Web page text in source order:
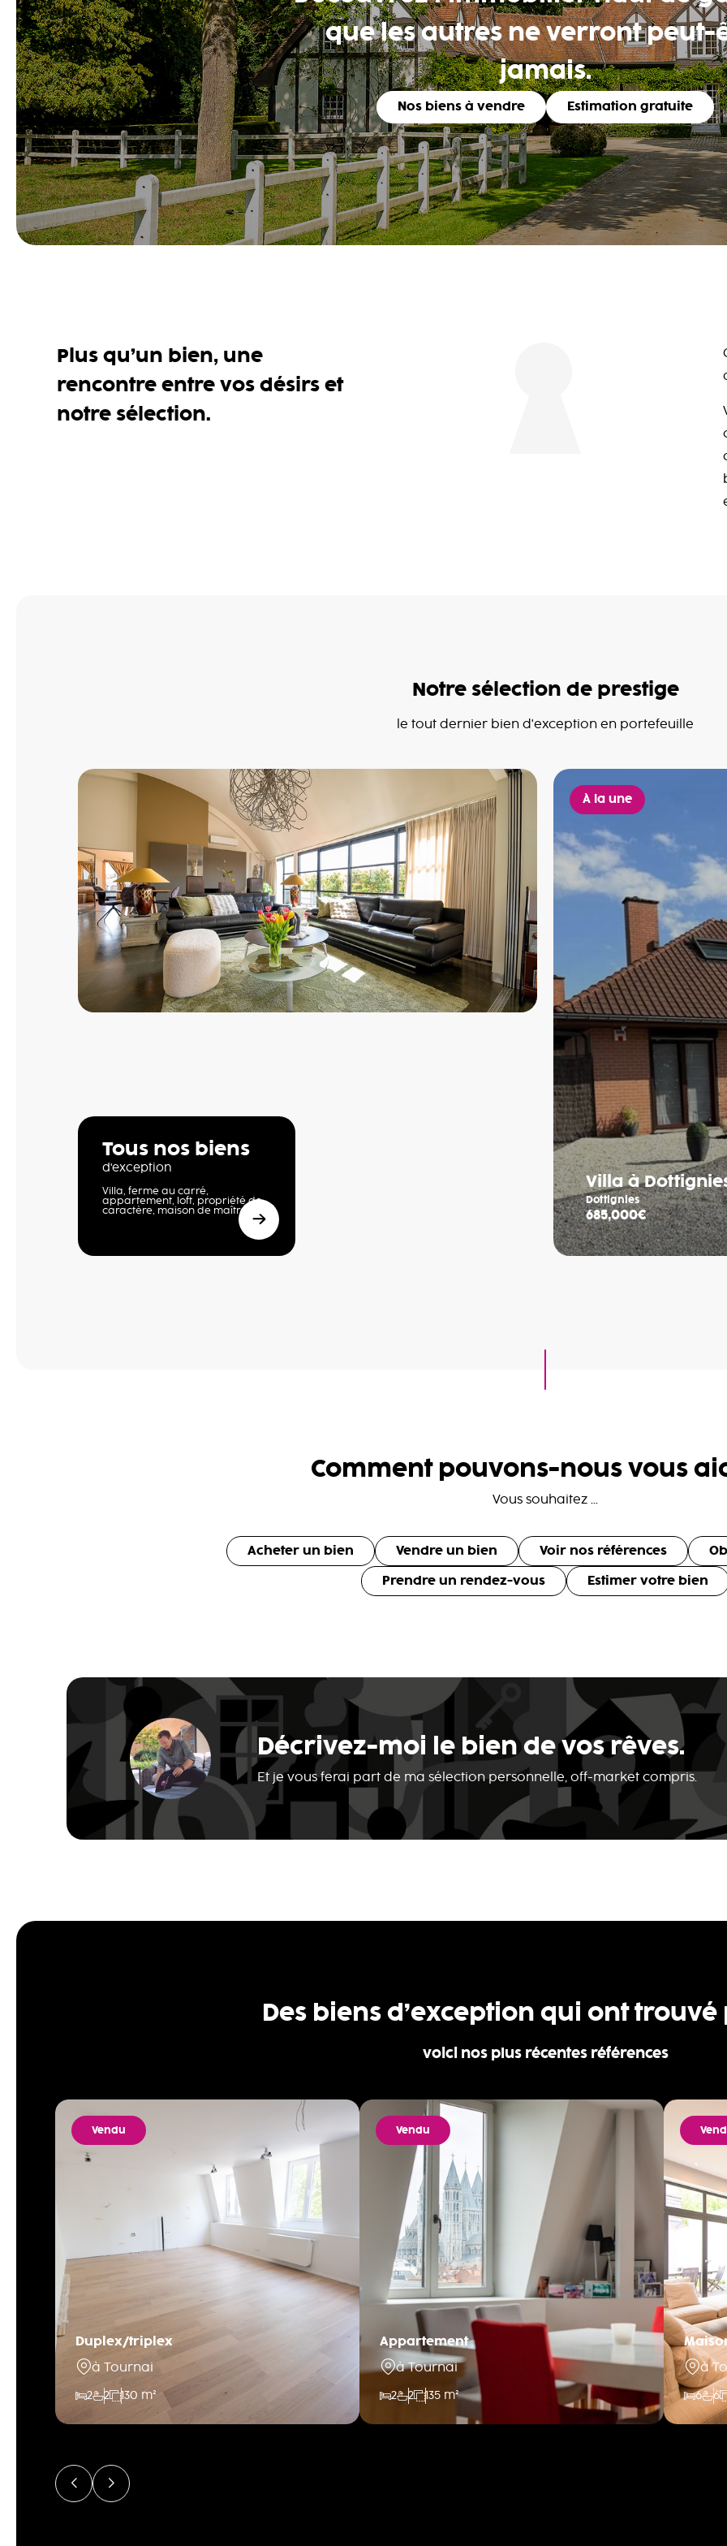
que les autres ne verront peut-
jamais.
Nos biens à vendre Estimation gratuite
Plus qu’un bien, une
rencontre entre vos désirs et
notre sélection.
Notre sélection de prestige
le tout dernier bien d'exception en portefeuille
Tous nos biens
d'exception
Villa, ferme au carré,
appartement, loft, propriété de
caractère, maison de maître,…
À la une
Villa à
Dottignies
685,000€
Comment pouvons-nous vous
Vous souhaitez ...
Acheter un bien Vendre un bien Voir nos références
Prendre un rendez-vous Estimer votre bien
Décrivez-moi le bien de vos rêves.
Et je vous ferai part de ma sélection personnelle, off-market compris.
Des biens d’exception qui ont
voici nos plus récentes références
Vendu
Duplex/triplex
à Tournai
2 2 130 m²
Vendu
Appartement
à Tournai
2 2 135 m²
à
6 6